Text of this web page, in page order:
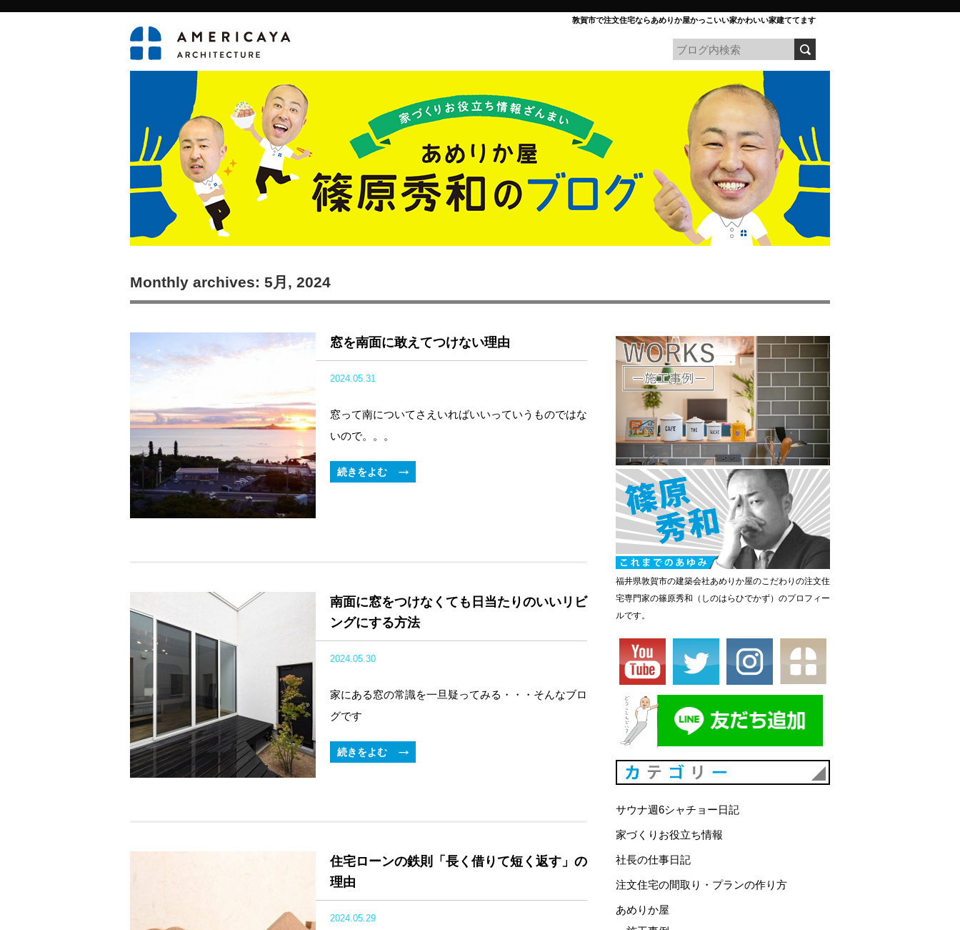
敦賀市で注文住宅ならあめりか屋かっこいい家かわいい家建ててます
Monthly archives: 5月, 2024
窓を南面に敢えてつけない理由
2024.05.31
窓って南についてさえいればいいっていうものではな
いので。。。
続きをよむ
南面に窓をつけなくても日当たりのいいリビ
ングにする方法
2024.05.30
家にある窓の常識を一旦疑ってみる・・・そんなブロ
グです
続きをよむ
住宅ローンの鉄則「長く借りて短く返す」の
理由
2024.05.29
福井県敦賀市の建築会社あめりか屋のこだわりの注文住
宅専門家の篠原秀和（しのはらひでかず）のプロフィー
ルです。
サウナ週6シャチョー日記
家づくりお役立ち情報
社長の仕事日記
注文住宅の間取り・プランの作り方
あめりか屋